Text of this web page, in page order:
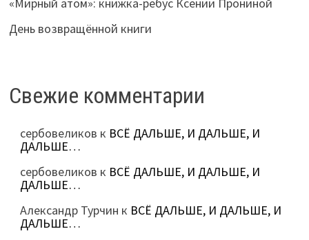
День возвращённой книги
Свежие комментарии
сербовеликов к ВСЁ ДАЛЬШЕ, И ДАЛЬШЕ, И
ДАЛЬШЕ…
сербовеликов к ВСЁ ДАЛЬШЕ, И ДАЛЬШЕ, И
ДАЛЬШЕ…
Александр Турчин к ВСЁ ДАЛЬШЕ, И ДАЛЬШЕ, И
ДАЛЬШЕ…